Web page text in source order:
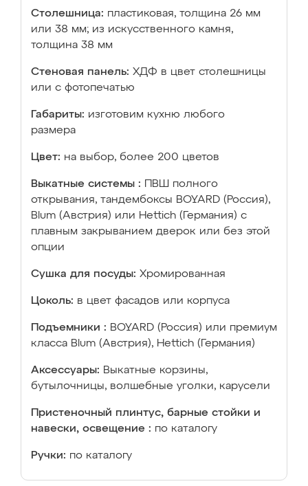
Столешница: пластиковая, толщина 26 мм
или 38 мм; из искусственного камня,
толщина 38 мм
Стеновая панель: ХДФ в цвет столешницы
или с фотопечатью
Габариты: изготовим кухню любого
размера
Цвет: на выбор, более 200 цветов
Выкатные системы :
ПВШ полного
открывания, тандембоксы BOYARD (Россия),
Blum (Австрия) или Hettich (Германия) с
плавным закрыванием дверок или без этой
опции
Сушка для посуды: Хромированная
Цоколь: в цвет фасадов или корпуса
Подъемники : BOYARD (Россия) или премиум
класса Blum (Австрия), Hettich (Германия)
Аксессуары: Выкатные корзины,
бутылочницы, волшебные уголки, карусели
Пристеночный плинтус, барные стойки и
навески, освещение : по каталогу
Ручки: по каталогу